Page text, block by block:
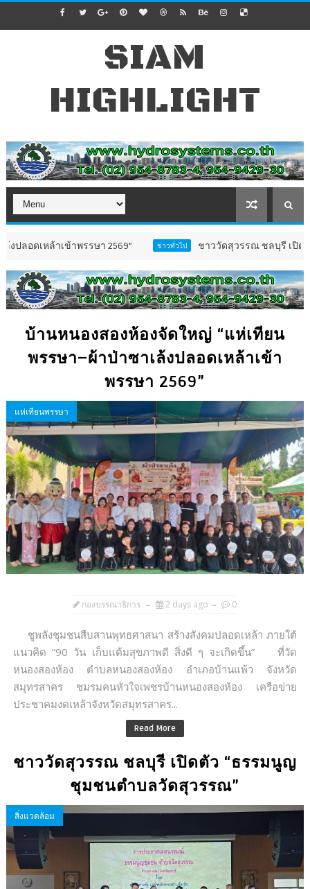
SIAM
HIGHLIGHT
พรรษา 2569” ข่าวทั่วไป ชาววัดสุวรรณ ชลบุรี เปิดตัว “ธรรมนูญชุม
บ้านหนองสองห้องจัดใหญ่ “แห่เทียน
พรรษา–ผ้าป่าซาเล้งปลอดเหล้าเข้า
พรรษา 2569”
แห่เทียนพรรษา
กองบรรณาธิการ 2 days ago 0
ชูพลังชุมชนสืบสานพุทธศาสนา สร้างสังคมปลอดเหล้า ภายใต้
แนวคิด “90 วัน เก็บแต้มสุขภาพดี สิ่งดี ๆ จะเกิดขึ้น” ที่วัด
หนองสองห้อง ตำบลหนองสองห้อง อำเภอบ้านแพ้ว จังหวัด
สมุทรสาคร ชมรมคนหัวใจเพชรบ้านหนองสองห้อง เครือข่าย
ประชาคมงดเหล้าจังหวัดสมุทรสาคร...
Read More
ชาววัดสุวรรณ ชลบุรี เปิดตัว “ธรรมนูญ
ชุมชนตำบลวัดสุวรรณ”
สิ่งแวดล้อม